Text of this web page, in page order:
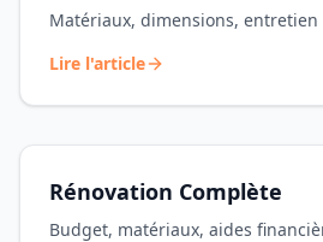
Matériaux, dimensions, entretien
Lire l'article
Rénovation Complète
Budget, matériaux, aides